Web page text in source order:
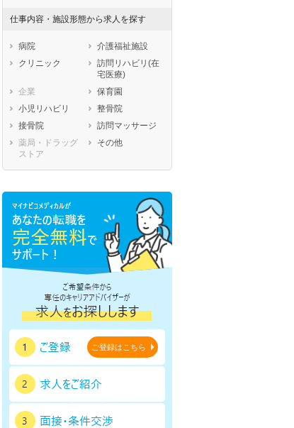
セラピスト
世の中の需要の高まりととも
に増加傾向の「介護施設」求
人をご紹介！
鳥取県
島根県
岡山県
広島県
山口県
徳島県
香川県
愛媛県
高知県
長崎県
熊本県
大分県
鹿児島県
沖縄県
仕事内容・施設形態から求人を探す
病院
介護福祉施設
クリニック
訪問リハビリ(在
宅医療)
企業
保育園
小児リハビリ
整骨院
接骨院
訪問マッサージ
薬局・ドラッグ
ストア
その他
ご登録はこちら